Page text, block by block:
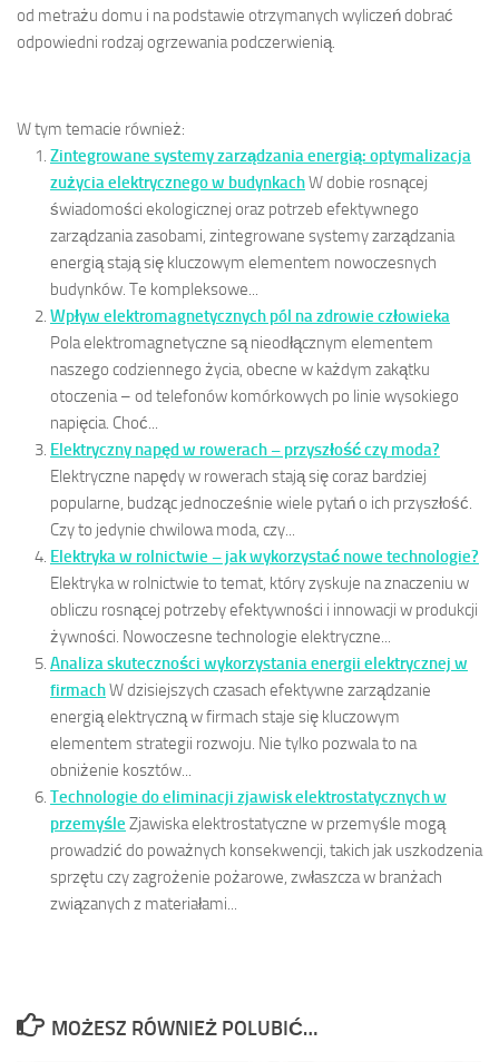
od metrażu domu i na podstawie otrzymanych wyliczeń dobrać
odpowiedni rodzaj ogrzewania podczerwienią.
W tym temacie również:
Zintegrowane systemy zarządzania energią: optymalizacja
zużycia elektrycznego w budynkachW dobie rosnącej
świadomości ekologicznej oraz potrzeb efektywnego
zarządzania zasobami, zintegrowane systemy zarządzania
energią stają się kluczowym elementem nowoczesnych
budynków. Te kompleksowe...
Wpływ elektromagnetycznych pól na zdrowie człowieka
Pola elektromagnetyczne są nieodłącznym elementem
naszego codziennego życia, obecne w każdym zakątku
otoczenia – od telefonów komórkowych po linie wysokiego
napięcia. Choć...
Elektryczny napęd w rowerach – przyszłość czy moda?
Elektryczne napędy w rowerach stają się coraz bardziej
popularne, budząc jednocześnie wiele pytań o ich przyszłość.
Czy to jedynie chwilowa moda, czy...
Elektryka w rolnictwie – jak wykorzystać nowe technologie?
Elektryka w rolnictwie to temat, który zyskuje na znaczeniu w
obliczu rosnącej potrzeby efektywności i innowacji w produkcji
żywności. Nowoczesne technologie elektryczne...
Analiza skuteczności wykorzystania energii elektrycznej w
firmachW dzisiejszych czasach efektywne zarządzanie
energią elektryczną w firmach staje się kluczowym
elementem strategii rozwoju. Nie tylko pozwala to na
obniżenie kosztów...
Technologie do eliminacji zjawisk elektrostatycznych w
przemyśle Zjawiska elektrostatyczne w przemyśle mogą
prowadzić do poważnych konsekwencji, takich jak uszkodzenia
sprzętu czy zagrożenie pożarowe, zwłaszcza w branżach
związanych z materiałami...
MOŻESZ RÓWNIEŻ POLUBIĆ…